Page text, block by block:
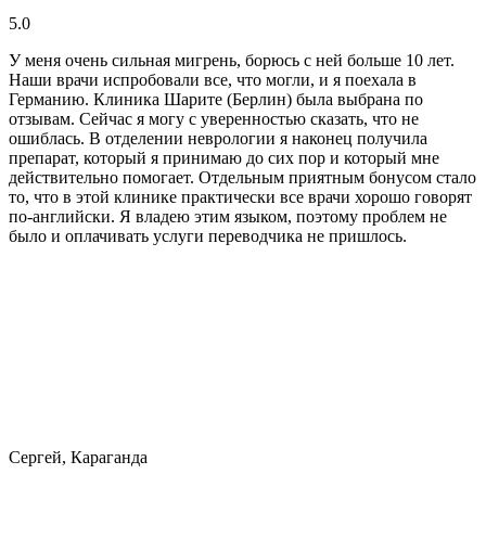
5.0
У меня очень сильная мигрень, борюсь с ней больше 10 лет.
Наши врачи испробовали все, что могли, и я поехала в
Германию. Клиника Шарите (Берлин) была выбрана по
отзывам. Сейчас я могу с уверенностью сказать, что не
ошиблась. В отделении неврологии я наконец получила
препарат, который я принимаю до сих пор и который мне
действительно помогает. Отдельным приятным бонусом стало
то, что в этой клинике практически все врачи хорошо говорят
по-английски. Я владею этим языком, поэтому проблем не
было и оплачивать услуги переводчика не пришлось.
Сергей, Караганда